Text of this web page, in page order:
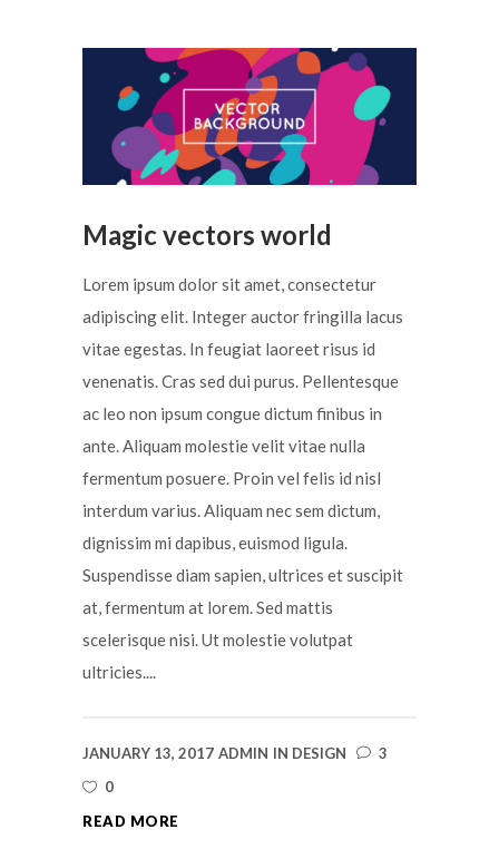
Magic vectors world
Lorem ipsum dolor sit amet, consectetur
adipiscing elit. Integer auctor fringilla lacus
vitae egestas. In feugiat laoreet risus id
venenatis. Cras sed dui purus. Pellentesque
ac leo non ipsum congue dictum finibus in
ante. Aliquam molestie velit vitae nulla
fermentum posuere. Proin vel felis id nisl
interdum varius. Aliquam nec sem dictum,
dignissim mi dapibus, euismod ligula.
Suspendisse diam sapien, ultrices et suscipit
at, fermentum at lorem. Sed mattis
scelerisque nisi. Ut molestie volutpat
ultricies....
JANUARY 13, 2017 ADMIN IN DESIGN
3
0
READ MORE